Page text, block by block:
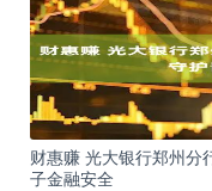
财惠赚 光大银行郑州分
子金融安全